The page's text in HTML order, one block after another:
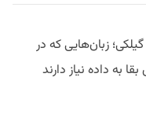
زبان‌هایی که در
به داده نیاز دارند